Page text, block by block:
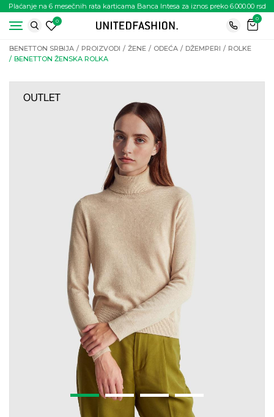
Plaćanje na 6 mesečnih rata karticama Banca Intesa za iznos preko 6.000.00 rsd
0
0
BENETTON SRBIJA PROIZVODI ŽENE ODEĆA DŽEMPERI
ROLKE
BENETTON ŽENSKA ROLKA